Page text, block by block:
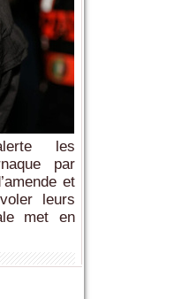
les
par
et
leurs
met en